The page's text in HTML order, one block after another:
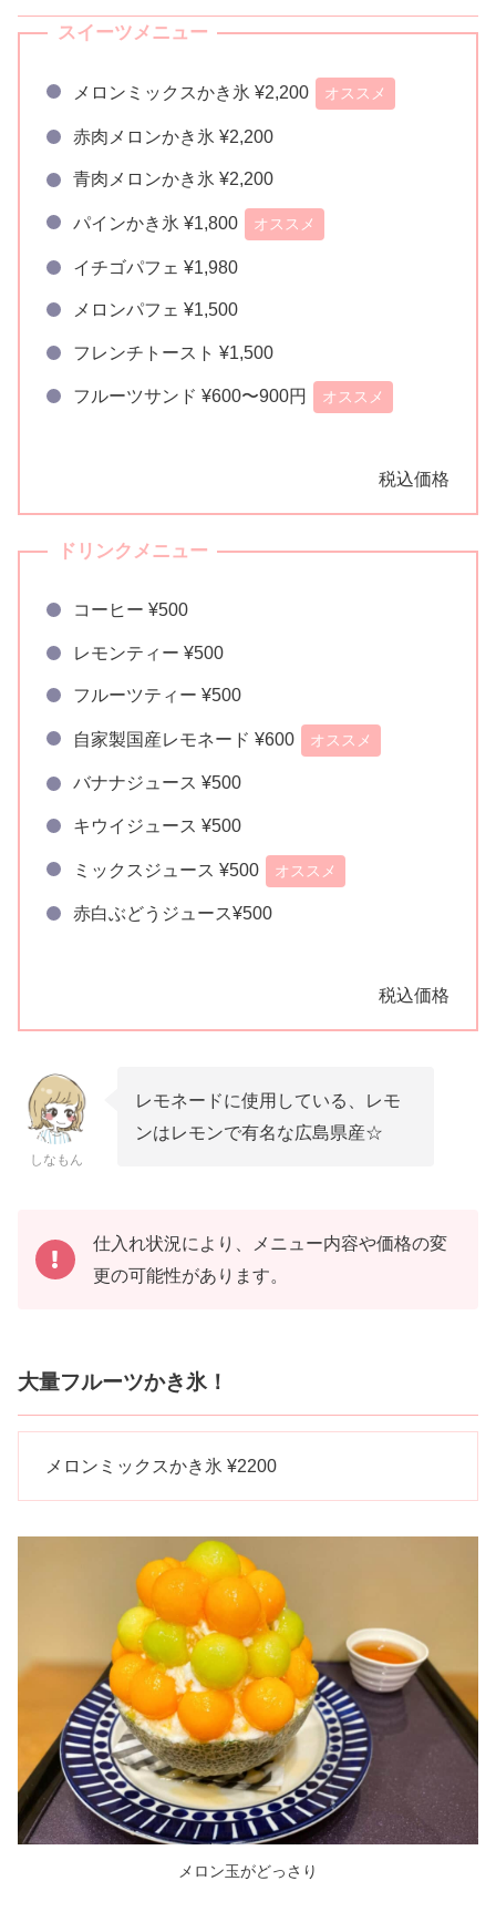
スイーツメニュー
メロンミックスかき氷 ¥2,200 オススメ
赤肉メロンかき氷 ¥2,200
青肉メロンかき氷 ¥2,200
パインかき氷 ¥1,800 オススメ
イチゴパフェ ¥1,980
メロンパフェ ¥1,500
フレンチトースト ¥1,500
フルーツサンド ¥600〜900円 オススメ
税込価格
ドリンクメニュー
コーヒー ¥500
レモンティー ¥500
フルーツティー ¥500
自家製国産レモネード ¥600 オススメ
バナナジュース ¥500
キウイジュース ¥500
ミックスジュース ¥500 オススメ
赤白ぶどうジュース¥500
税込価格
しなもん
レモネードに使用している、レモ
ンはレモンで有名な広島県産☆
仕入れ状況により、メニュー内容や価格の変
更の可能性があります。
大量フルーツかき氷！
メロンミックスかき氷 ¥2200
メロン玉がどっさり